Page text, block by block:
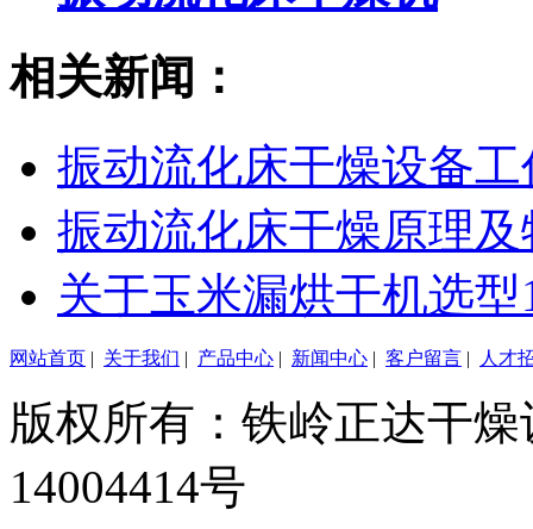
相关新闻：
振动流化床干燥设备
振动流化床干燥原理
关于玉米漏烘干机选
网站首页 | 关于我们 | 产品中心 | 新闻中心 | 客户留言 | 人才
版权所有：铁岭正达干
14004414号